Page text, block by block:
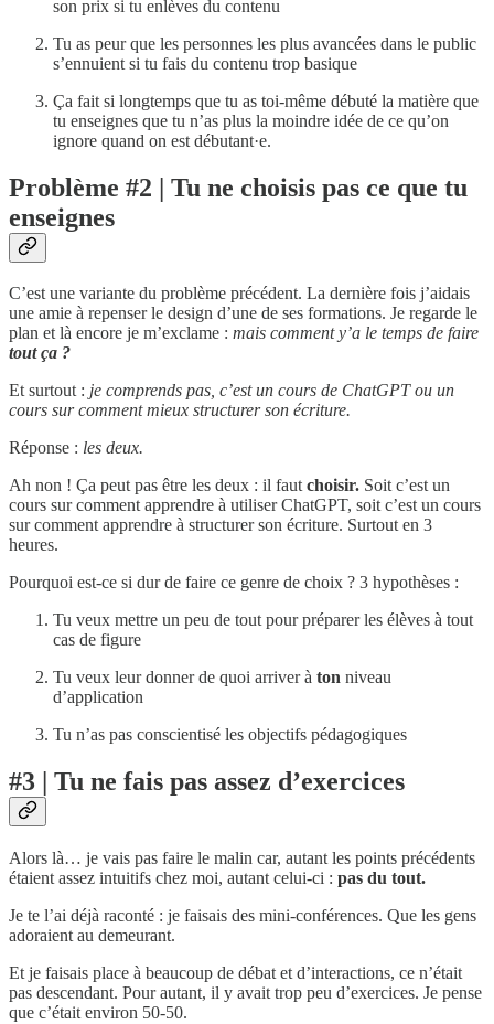
son prix si tu enlèves du contenu
Tu as peur que les personnes les plus avancées dans le public
s’ennuient si tu fais du contenu trop basique
Ça fait si longtemps que tu as toi-même débuté la matière que
tu enseignes que tu n’as plus la moindre idée de ce qu’on
ignore quand on est débutant·e.
Problème #2 | Tu ne choisis pas ce que tu
enseignes
C’est une variante du problème précédent. La dernière fois j’aidais
une amie à repenser le design d’une de ses formations. Je regarde le
plan et là encore je m’exclame : mais comment y’a le temps de faire
tout ça ?
Et surtout : je comprends pas, c’est un cours de ChatGPT ou un
cours sur comment mieux structurer son écriture.
Réponse : les deux.
Ah non ! Ça peut pas être les deux : il fautchoisir. Soit c’est un
cours sur comment apprendre à utiliser ChatGPT, soit c’est un cours
sur comment apprendre à structurer son écriture. Surtout en 3
heures.
Pourquoi est-ce si dur de faire ce genre de choix ? 3 hypothèses :
Tu veux mettre un peu de tout pour préparer les élèves à tout
cas de figure
Tu veux leur donner de quoi arriver à ton niveau
d’application
Tu n’as pas conscientisé les objectifs pédagogiques
#3 | Tu ne fais pas assez d’exercices
Alors là… je vais pas faire le malin car, autant les points précédents
étaient assez intuitifs chez moi, autant celui-ci : pas du tout.
Je te l’ai déjà raconté : je faisais des mini-conférences. Que les gens
adoraient au demeurant.
Et je faisais place à beaucoup de débat et d’interactions, ce n’était
pas descendant. Pour autant, il y avait trop peu d’exercices. Je pense
que c’était environ 50-50.